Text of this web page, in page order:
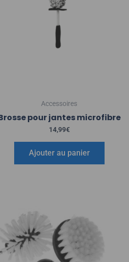
Accessoires
pour jantes microfibre
14,99€
Ajouter au panier